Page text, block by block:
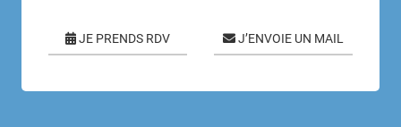
JE PRENDS RDV J’ENVOIE UN MAIL